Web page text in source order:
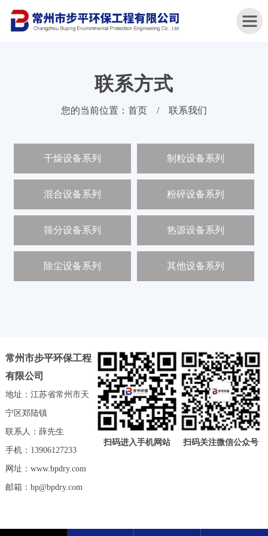
于
我
产
品
工
程
案
例
客
中
心
联系方式
您的当前位置： 首页 / 联系我们
干燥设备系列 制粒设备系列
混合设备系列 粉碎设备系列
筛分设备系列 热源设备系列
除尘设备系列 其他设备系列
常州市步平环保工程
有限公司
地址：江苏省常州市天
宁区郑陆镇
联系人：薛先生
手机：13906127233
网址： www.bpdry.com
邮箱： bp@bpdry.com
扫码进入手机网站 扫码关注微信公众号